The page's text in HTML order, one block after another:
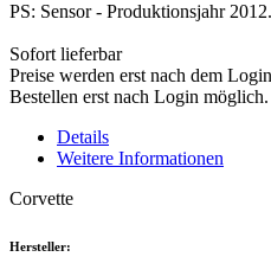
PS: Sensor - Produktionsjahr 2012.
Sofort lieferbar
Preise werden erst nach dem
Bestellen erst nach Login möglich.
Details
Weitere Informationen
Corvette
Hersteller: